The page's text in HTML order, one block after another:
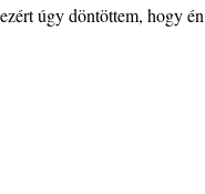
ezért úgy döntöttem, hogy